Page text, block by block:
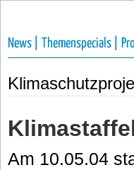
News | Themenspecials |
Am 10.05.04